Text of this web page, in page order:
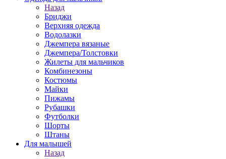
Назад
Бриджи
Верхняя одежда
Водолазки
Джемпера вязаные
Джемпера/Толстовки
Жилеты для мальчиков
Комбинезоны
Костюмы
Майки
Пижамы
Рубашки
Футболки
Шорты
Штаны
Для малышей
Назад